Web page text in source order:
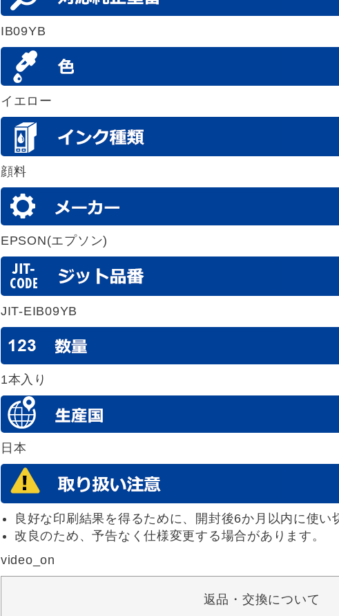
IB09YB
イエロー
顔料
EPSON(エプソン)
JIT-EIB09YB
1本入り
日本
良好な印刷結果を得るために、開封後6か月以内に使い
改良のため、予告なく仕様変更する場合があります。
video_on
返品・交換について